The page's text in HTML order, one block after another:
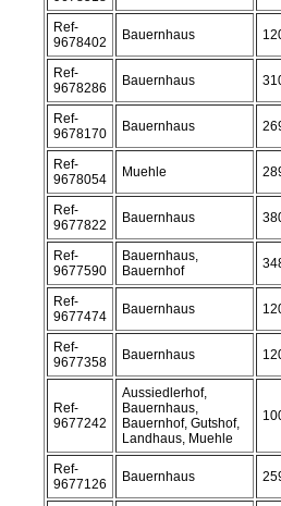
Ref-
9678402
Bauernhaus
Ref-
9678286
Bauernhaus
Ref-
9678170
Bauernhaus
Ref-
9678054
Muehle
Ref-
9677822
Bauernhaus
Ref-
9677590
Bauernhaus,
Bauernhof
Ref-
9677474
Bauernhaus
Ref-
9677358
Bauernhaus
Ref-
9677242
Aussiedlerhof,
Bauernhaus,
Bauernhof, Gutshof,
Landhaus, Muehle
Ref-
9677126
Bauernhaus